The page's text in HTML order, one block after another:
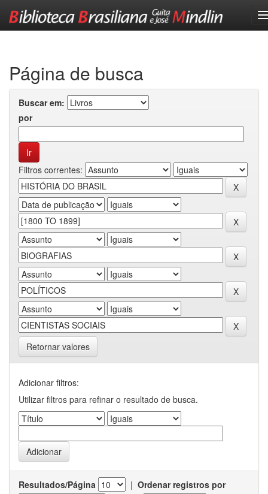
Página de busca
Buscar em:
por
Filtros correntes:
Retornar valores
Adicionar filtros:
Utilizar filtros para refinar o resultado de busca.
Resultados/Página | Ordenar registros por